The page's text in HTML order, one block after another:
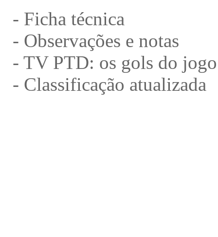
- Ficha técnica
- Observações e notas
- TV PTD: os gols do jogo
- Classificação atualizada